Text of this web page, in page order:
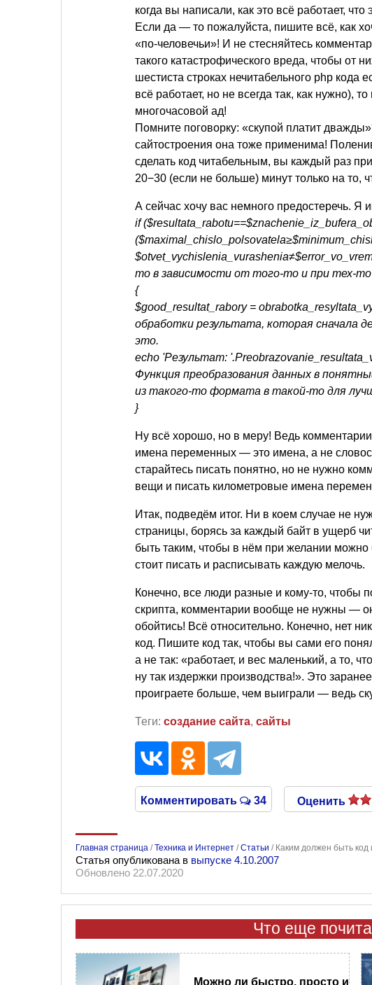
когда вы написали, как это всё работает,
Если да — то пожалуйста, пишите всё, как
«по-человечьи»! И не стесняйтесь
такого катастрофического вреда, чтобы от
шестиста строках нечитабельного php кода
всё работает, но не всегда так, как нужно),
многочасовой ад!
Помните поговорку: «скупой платит
сайтостроения она тоже применима!
сделать код читабельным, вы каждый раз
20−30 (если не больше) минут только на то,
А сейчас хочу вас немного предостеречь. Я
if
то в зависимости от того-то и при тех-
{
$good_resultat_rabory =
обработки результата, которая
это.
echo 'Результат:
Функция преобразования данных в
из такого-то формата в такой-то для
}
Ну всё хорошо, но в меру! Ведь
имена переменных — это имена, а не
старайтесь писать понятно, но не нужно
вещи и писать километровые имена
Итак, подведём итог. Ни в коем случае не
страницы, борясь за каждый байт в ущерб
быть таким, чтобы в нём при желании
стоит писать и расписывать каждую мелочь.
Конечно, все люди разные и кому-то, чтобы
скрипта, комментарии вообще не нужны —
обойтись! Всё относительно. Конечно, нет
код. Пишите код так, чтобы вы сами его
а не так: «работает, и вес маленький, а то,
ну так издержки производства!». Это
проиграете больше, чем выиграли — ведь
Теги: создание сайта, сайты
Комментировать 34 Оценить
Главная страница /Техника и Интернет /Статьи / Каким должен быть код
Статья опубликована в выпуске 4.10.2007
Обновлено 22.07.2020
Что еще
Можно ли быстро, просто и